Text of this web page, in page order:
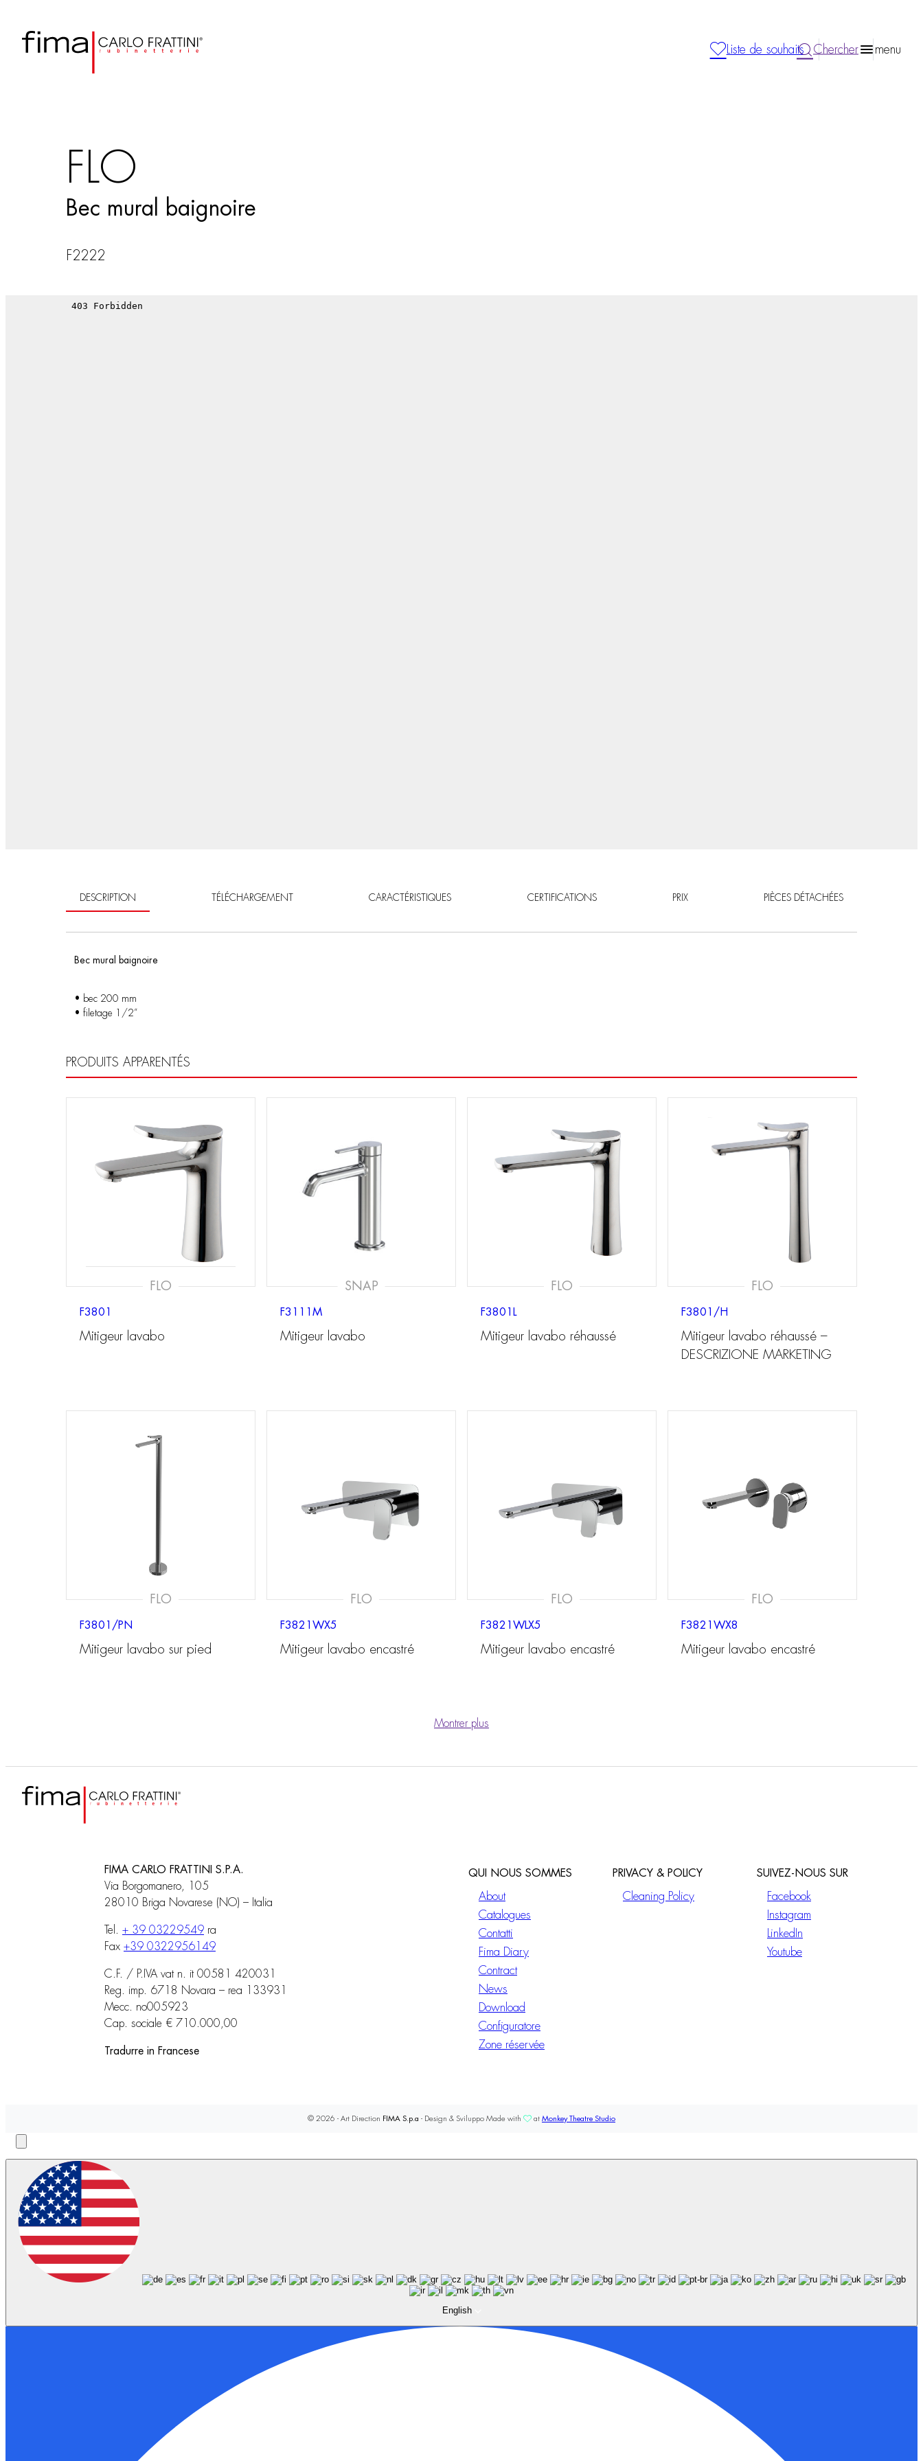
Liste de souhaits Chercher menu
FLO
Bec mural baignoire
F2222
DESCRIPTION TÉLÉCHARGEMENT CARACTÉRISTIQUES CERTIFICATIONS PRIX PIÈCES DÉTACHÉES
Bec mural baignoire
• bec 200 mm
• filetage 1/2”
PRODUITS APPARENTÉS
FLO
F3801
Mitigeur lavabo
SNAP
F3111M
Mitigeur lavabo
FLO
F3801L
Mitigeur lavabo réhaussé
FLO
F3801/H
Mitigeur lavabo réhaussé –
DESCRIZIONE MARKETING
FLO
F3801/PN
Mitigeur lavabo sur pied
FLO
F3821WX5
Mitigeur lavabo encastré
FLO
F3821WLX5
Mitigeur lavabo encastré
FLO
F3821WX8
Mitigeur lavabo encastré
Montrer plus
FIMA CARLO FRATTINI S.P.A.
Via Borgomanero, 105
28010 Briga Novarese (NO) – Italia
Tel. + 39 03229549 ra
Fax +39 0322956149
C.F. / P.IVA vat n. it 00581 420031
Reg. imp. 6718 Novara – rea 133931
Mecc. no005923
Cap. sociale € 710.000,00
Tradurre in Francese
QUI NOUS SOMMES
About
Catalogues
Contatti
Fima Diary
Contract
News
Download
Configuratore
Zone réservée
PRIVACY & POLICY
Cleaning Policy
SUIVEZ-NOUS SUR
Facebook
Instagram
LinkedIn
Youtube
© 2026 - Art Direction FIMA S.p.a - Design & Sviluppo Made with at Monkey Theatre Studio
English